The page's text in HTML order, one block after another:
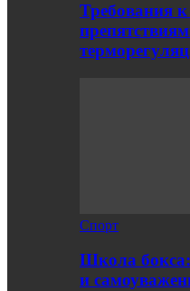
Требования к
Спорт
Школа бокса:
и